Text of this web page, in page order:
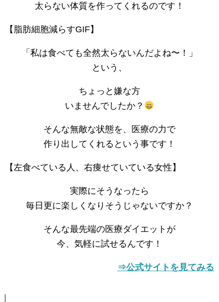
太らない体質を作ってくれるのです！
【脂肪細胞減らすGIF】
「私は食べても全然太らないんだよね〜！」
という、
ちょっと嫌な方
いませんでしたか？
そんな無敵な状態を、医療の力で
作り出してくれるという事です！
【左食べている人、右痩せていている女性】
実際にそうなったら
毎日更に楽しくなりそうじゃないですか？
そんな最先端の医療ダイエットが
今、気軽に試せるんです！
⇒公式サイトを見てみる